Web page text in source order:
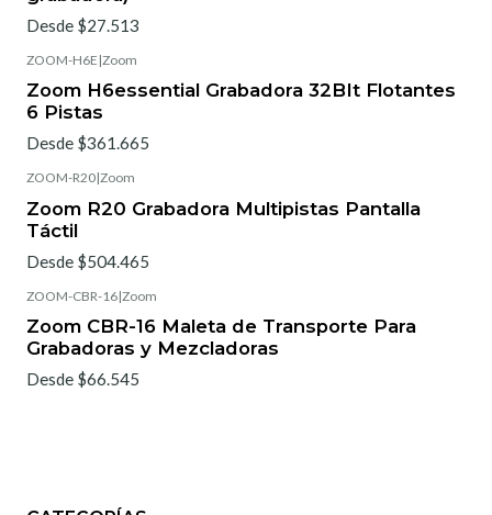
Desde $27.513
ZOOM-H6E |Zoom
Zoom H6essential Grabadora 32BIt Flotantes
6 Pistas
Desde $361.665
ZOOM-R20|Zoom
Zoom R20 Grabadora Multipistas Pantalla
Táctil
Desde $504.465
ZOOM-CBR-16|Zoom
Zoom CBR-16 Maleta de Transporte Para
Grabadoras y Mezcladoras
Desde $66.545